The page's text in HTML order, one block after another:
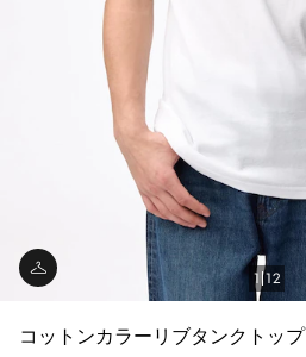
1 12
コットンカラーリブタンクトップ